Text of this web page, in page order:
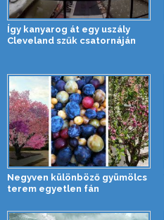
Így kanyarog át egy uszály
Cleveland szűk csatornáján
Negyven különböző gyümölcs
terem egyetlen fán